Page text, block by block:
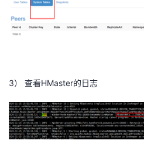
3） 查看HMaster的日志